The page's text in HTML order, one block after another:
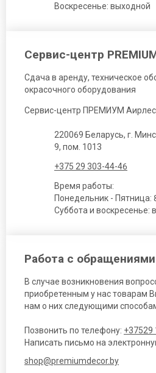
Воскресенье: выходной
Сервис-центр
Сдача в аренду, техническое
окрасочного оборудования
Сервис-центр ПРЕМИУМ
220069 Беларусь, г.
9, пом. 1013
+375 29 303-44-46
Время работы:
Понедельник - Пятница:
Суббота и воскресенье:
Работа с
В случае возникновения
приобретенным у нас товарам
нам о них следующими
Позвонить по телефону: +37529
Написать письмо на
shop@premiumdecor.by